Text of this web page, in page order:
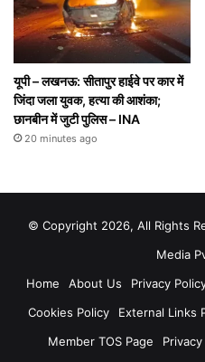
यूपी – लखनऊ: सीतापुर हाईवे पर कार में
जिंदा जला युवक, हत्या की आशंका;
छानबीन में जुटी पुलिस – INA
20 minutes ago
© Copyright 2026, All Rights
Media
Home
About Us Privacy
Cookies Policy
External Links
Member TOS Page